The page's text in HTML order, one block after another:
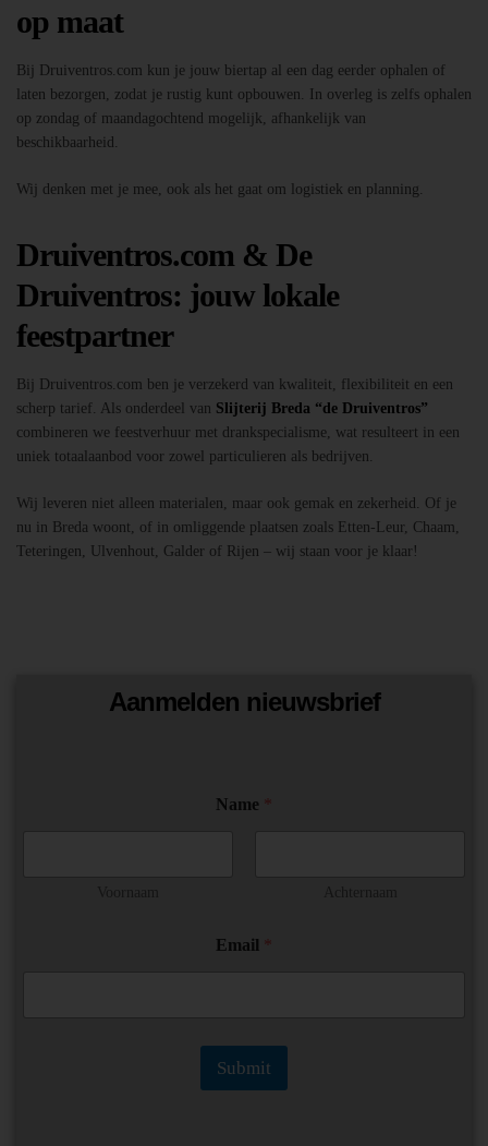
op maat
Bij Druiventros.com kun je jouw biertap al een dag eerder ophalen of
laten bezorgen, zodat je rustig kunt opbouwen. In overleg is zelfs ophalen
op zondag of maandagochtend mogelijk, afhankelijk van
beschikbaarheid.
Wij denken met je mee, ook als het gaat om logistiek en planning.
Druiventros.com & De
Druiventros: jouw lokale
feestpartner
Bij Druiventros.com ben je verzekerd van kwaliteit, flexibiliteit en een
scherp tarief. Als onderdeel van Slijterij Breda “de Druiventros”
combineren we feestverhuur met drankspecialisme, wat resulteert in een
uniek totaalaanbod voor zowel particulieren als bedrijven.
Wij leveren niet alleen materialen, maar ook gemak en zekerheid. Of je
nu in Breda woont, of in omliggende plaatsen zoals Etten-Leur, Chaam,
Teteringen, Ulvenhout, Galder of Rijen – wij staan voor je klaar!
Aanmelden nieuwsbrief
Name
a
i
l
Email
Submit